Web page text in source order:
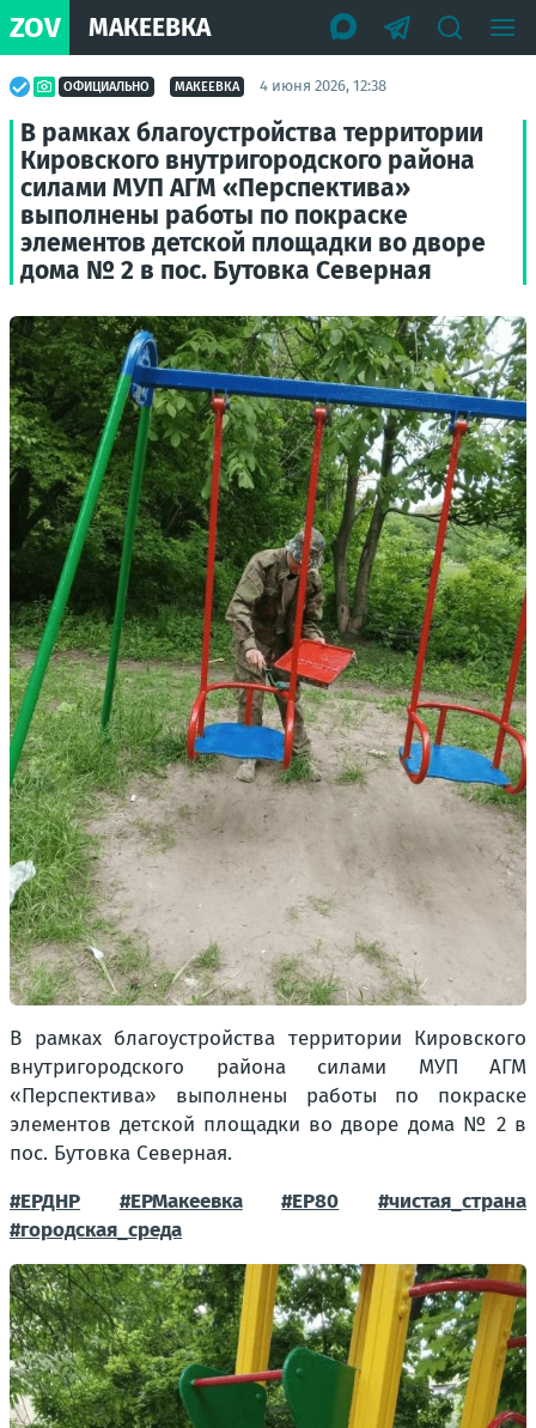
ZOV МАКЕЕВКА
ОФИЦИАЛЬНО МАКЕЕВКА 4 июня 2026, 12:38
В рамках благоустройства территории
Кировского внутригородского района
силами МУП АГМ «Перспектива»
выполнены работы по покраске
элементов детской площадки во дворе
дома № 2 в пос. Бутовка Северная
В рамках благоустройства территории Кировского
внутригородского района силами МУП АГМ
«Перспектива» выполнены работы по покраске
элементов детской площадки во дворе дома № 2 в
пос. Бутовка Северная.
#ЕРДНР
#ЕРМакеевка #ЕР80
#чистая_страна
#городская_среда